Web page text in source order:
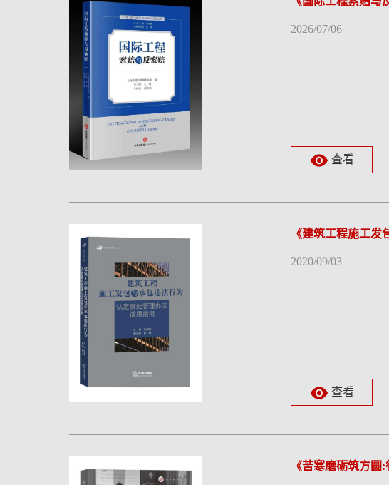
2026/07/06
查看
《建筑工程施工发
2020/09/03
查看
《苦寒磨砺筑方圆